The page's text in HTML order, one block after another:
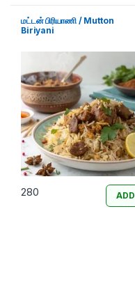
மட்டன் பிரியாணி / Mutton
Biriyani
280 ADD